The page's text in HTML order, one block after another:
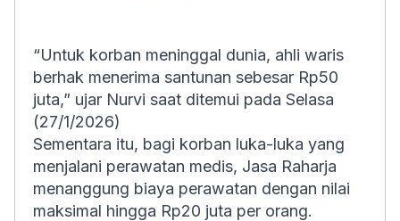
“Untuk korban meninggal dunia, ahli waris
berhak menerima santunan sebesar Rp50
juta,” ujar Nurvi saat ditemui pada Selasa
(27/1/2026)
Sementara itu, bagi korban luka-luka yang
menjalani perawatan medis, Jasa Raharja
menanggung biaya perawatan dengan nilai
maksimal hingga Rp20 juta per orang.